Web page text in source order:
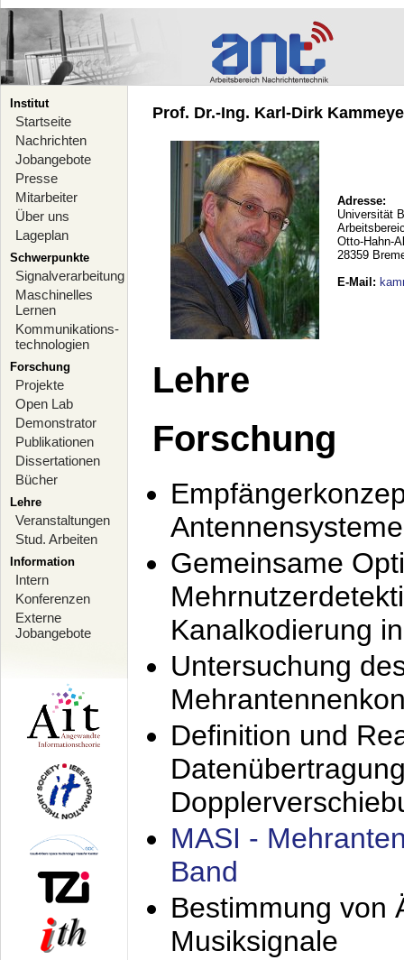
Institut
Startseite
Nachrichten
Jobangebote
Presse
Mitarbeiter
Über uns
Lageplan
Schwerpunkte
Signalverarbeitung
Maschinelles
Lernen
Kommunikations-
technologien
Forschung
Projekte
Open Lab
Demonstrator
Publikationen
Dissertationen
Bücher
Lehre
Veranstaltungen
Stud. Arbeiten
Information
Intern
Konferenzen
Externe
Jobangebote
Prof. Dr.-Ing. Karl-Dirk
Adresse:
Universität
Otto-Hahn-
28359
E-Mail :
Lehre
Forschung
Antennensysteme
Gemeinsame
Kanalkodierung
Untersuchung
Definition und
MASI -
Band
Bestimmung von
Musiksignale